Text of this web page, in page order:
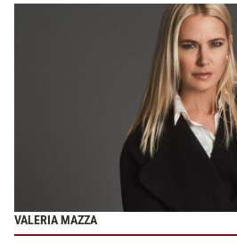
VALERIA MAZZA